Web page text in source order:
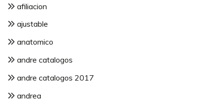
afiliacion
ajustable
anatomico
andre catalogos
andre catalogos 2017
andrea